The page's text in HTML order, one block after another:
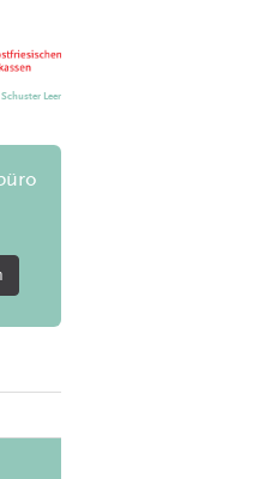
Schuster Leer